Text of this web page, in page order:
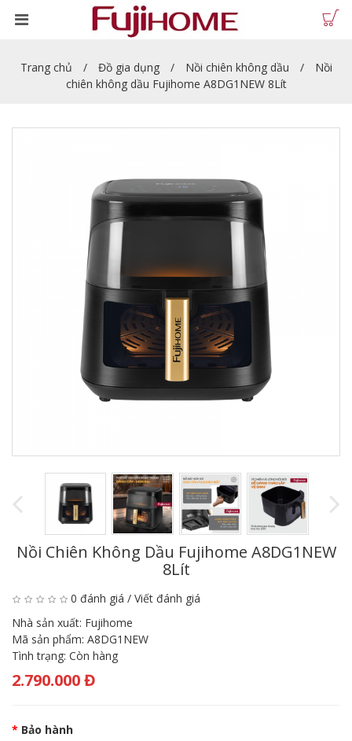
Trang chủ Đồ gia dụng Nồi chiên không dầu
Nồi
chiên không dầu Fujihome A8DG1NEW 8Lít
Nồi Chiên Không Dầu Fujihome A8DG1NEW
8Lít
0 đánh giá / Viết đánh giá
Nhà sản xuất: Fujihome
Mã sản phẩm: A8DG1NEW
Tình trạng: Còn hàng
2.790.000 Đ
Bảo hành